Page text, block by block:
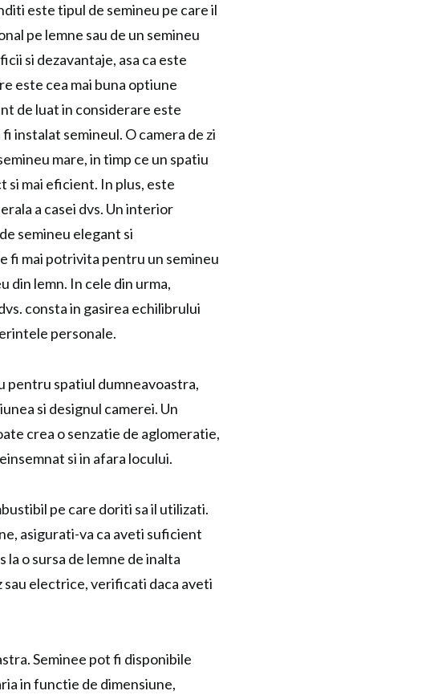
este tipul de semineu pe care il
pe lemne sau de un semineu
si dezavantaje, asa ca este
este cea mai buna optiune
de luat in considerare este
instalat semineul. O camera de zi
mare, in timp ce un spatiu
si mai eficient. In plus, este
a casei dvs. Un interior
semineu elegant si
fi mai potrivita pentru un semineu
din lemn. In cele din urma,
consta in gasirea echilibrului
personale.
pentru spatiul dumneavoastra,
si designul camerei. Un
crea o senzatie de aglomeratie,
si in afara locului.
pe care doriti sa il utilizati.
asigurati-va ca aveti suficient
o sursa de lemne de inalta
sau electrice, verificati daca aveti
Seminee pot fi disponibile
in functie de dimensiune,